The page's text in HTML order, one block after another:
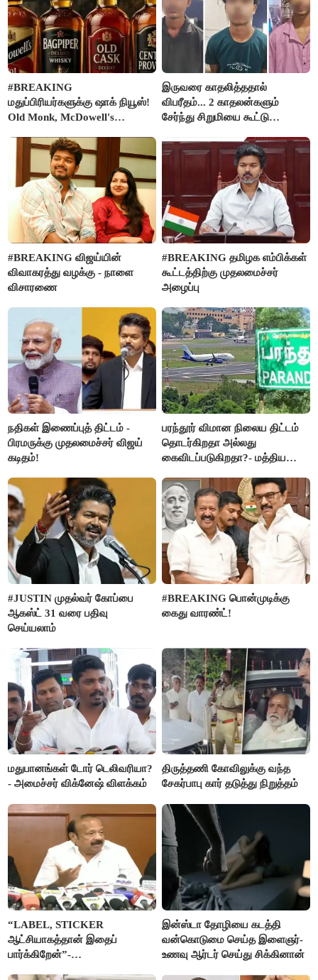
#BREAKING
மதுப்பிரியர்களுக்கு ஷாக் நியூஸ்!
Old Monk, McDowell's
FSSAI தடை
இருவரை காதலித்ததால்
விபரீதம்... 2 காதலன்களும்
சேர்ந்து சிறுமியை கூட்டு
செய்த கொடூரம்
#BREAKING விஜய்யின்
விவாகரத்து வழக்கு - நாளை
விசாரணை
#BREAKING தமிழக எம்பிக்கள்
கூட்டத்திற்கு முதலமைச்சர்
அழைப்பு
நதிகள் இணைப்புத் திட்டம் -
பிரமருக்கு முதலமைச்சர் விஜய்
கடிதம்!
பரந்தூர் விமான நிலைய திட்டம்
தொடர்கிறதா அல்லது
கைவிடப்படுகிறதா?- மத்திய
#JUSTIN முதல்வர் கோப்பை
ஆகஸ்ட் 31 வரை பதிவு
செய்யலாம்
#BREAKING பொன்முடிக்கு
கைது வாரண்ட்!
மதுபானங்கள் டோர் டெலிவரியா?
- அமைச்சர் விக்னேஷ் விளக்கம்
திருத்தணி கோவிலுக்கு வந்த
சேகர்பாபு கார் தடுத்து நிறுத்தம்
“LABEL, STICKER
ஆட்சியாகத்தான் இதைப்
பார்க்கிறேன்”-
இன்ஸ்டா தோழியை கடத்தி
வன்கொடுமை செய்த இளைஞர்-
உணவு ஆர்டர் செய்து சிக்கினான்